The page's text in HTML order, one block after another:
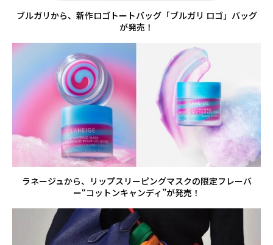
ブルガリから、新作ロゴトートバッグ「ブルガリ ロゴ」バッグ
が発売！
ラネージュから、リップスリーピングマスクの限定フレーバ
ー“コットンキャンディ”が発売！